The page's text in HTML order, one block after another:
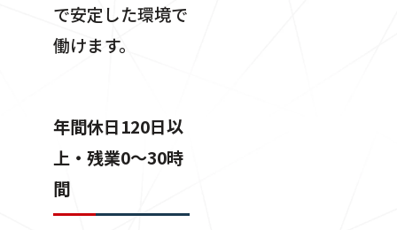
で安定した環境で
働けます。
年間休日120日以
上・残業0〜30時
間